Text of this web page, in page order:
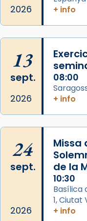
del Sant Pare
L’arquebisbe
Josep Omella,
concelebrat el
Mons. David
📸 Dr. G. Simón
2 weeks ago
Memòria de les
Semproniana,
Acompanyant
partir de l’Edat
2026
+ info
13
sept.
2026
08:00
+ info
24
sept.
2026
Missa
de la
10:30
Basílica
1, Ciutat
+ info